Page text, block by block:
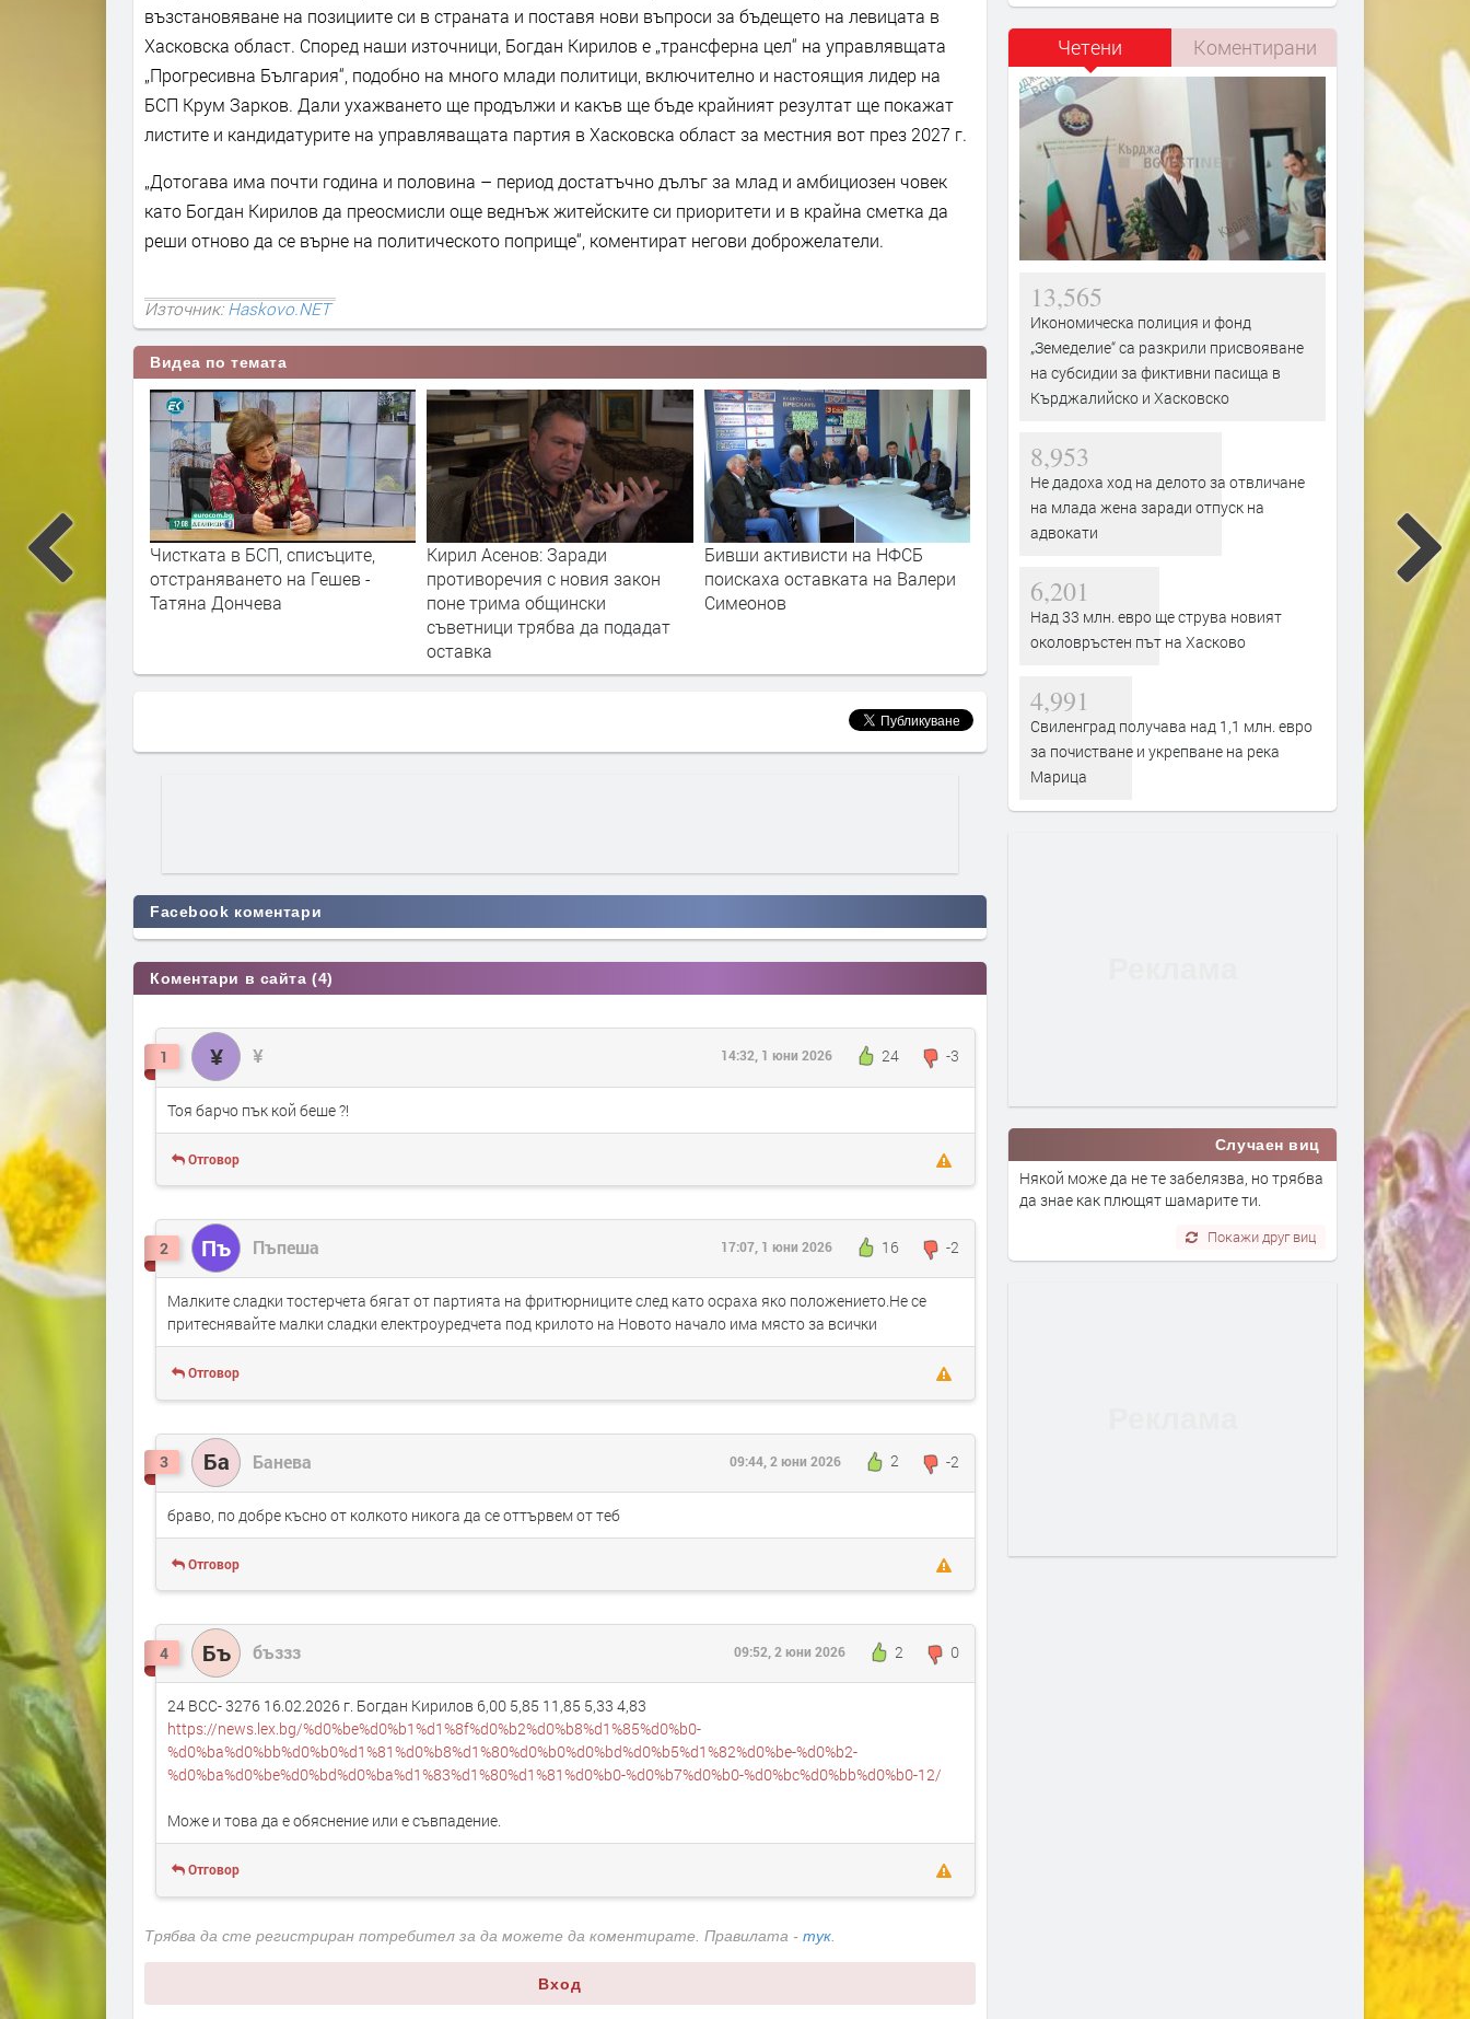
възстановяване на позициите си в страната и поставя нови въпроси за бъдещето на левицата в
Хасковска област. Според наши източници, Богдан Кирилов е „трансферна цел“ на управлявщата
„Прогресивна България“, подобно на много млади политици, включително и настоящия лидер на
БСП Крум Зарков. Дали ухажването ще продължи и какъв ще бъде крайният резултат ще покажат
листите и кандидатурите на управляващата партия в Хасковска област за местния вот през 2027 г.
„Дотогава има почти година и половина – период достатъчно дълъг за млад и амбициозен човек
като Богдан Кирилов да преосмисли още веднъж житейските си приоритети и в крайна сметка да
реши отново да се върне на политическото поприще“, коментират негови доброжелатели.
Източник:Haskovo.NET
Видеа по темата
списъците,
на Гешев -
Кирил Асенов: Заради
противоречия с новия закон
поне трима общински
Бивши активисти на НФСБ
поискаха оставкaта на Валери
Симеонов
ГЕРБ-Хасково поиска оставката
на Беливанов
отстраняването на Гешев -
Татяна Дончева
Кирил Асенов: Заради
противоречия с новия
поне трима общински
съветници трябва да
Facebook коментари
Коментари в сайта (4)
1 ¥ ¥ 24 -3
14:32, 1 юни 2026
Тоя барчо пък кой беше ?!
Отговор
2 Пъ Пъпеша 16 -2
17:07, 1 юни 2026
Малките сладки тостерчета бягат от партията на фритюрниците след като осраха яко положението.Не се
притеснявайте малки сладки електроуредчета под крилото на Новото начало има място за всички
Отговор
3 Ба Банева 2 -2
09:44, 2 юни 2026
браво, по добре късно от колкото никога да се оттървем от теб
Отговор
4 Бъ бъззз 2 0
09:52, 2 юни 2026
24 ВСС- 3276 16.02.2026 г. Богдан Кирилов 6,00 5,85 11,85 5,33 4,83
https://news.lex.bg/%d0%be%d0%b1%d1%8f%d0%b2%d0%b8%d1%85%d0%b0-
%d0%ba%d0%bb%d0%b0%d1%81%d0%b8%d1%80%d0%b0%d0%bd%d0%b5%d1%82%d0%be-%d0%b2-
%d0%ba%d0%be%d0%bd%d0%ba%d1%83%d1%80%d1%81%d0%b0-%d0%b7%d0%b0-%d0%bc%d0%bb%d0%b0-12/
Може и това да е обяснение или е съвпадение.
Отговор
Трябва да сте регистриран потребител за да можете да коментирате. Правилата - тук
Вход
Четени Коментирани
13,565
Икономическа полиция и фонд
„Земеделие“ са разкрили присвояване
на субсидии за фиктивни пасища в
Кърджалийско и Хасковско
8,953
Не дадоха ход на делото за отвличане
на млада жена заради отпуск на
адвокати
6,201
Над 33 млн. евро ще струва новият
околовръстен път на Хасково
4,991
Свиленград получава над 1,1 млн. евро
за почистване и укрепване на река
Марица
Случаен виц
Някой може да не те забелязва, но трябва
да знае как плющят шамарите ти.
Покажи друг виц